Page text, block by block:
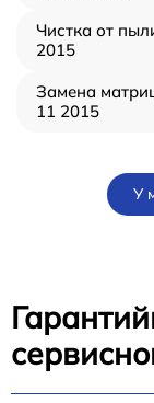
Чистка от
2015
Замена
11 2015
У